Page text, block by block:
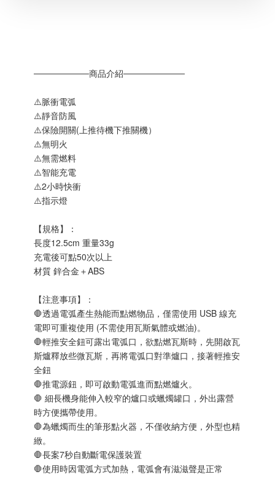
─────────商品介紹──────────
⚠️脈衝電弧
⚠️靜音防風
⚠️保險開關(上推待機下推關機）
⚠️無明火
⚠️無需燃料
⚠️智能充電
⚠️2小時快衝
⚠️指示燈
【規格】：
長度12.5cm 重量33g
充電後可點50次以上
材質 鋅合金＋ABS
【注意事項】：
🛑透過電弧產生熱能而點燃物品，僅需使用 USB 線充
電即可重複使用 (不需使用瓦斯氣體或燃油)。
🛑輕推安全鈕可露出電弧口，欲點燃瓦斯時，先開啟瓦
斯爐釋放些微瓦斯，再將電弧口對準爐口，接著輕推安
全鈕
🛑推電源鈕，即可啟動電弧進而點燃爐火。
🛑 細長機身能伸入較窄的爐口或蠟燭罐口，外出露營
時方便攜帶使用。
🛑為蠟燭而生的筆形點火器，不僅收納方便，外型也精
緻。
🛑長案7秒自動斷電保護裝置
🛑使用時因電弧方式加熱，電弧會有滋滋聲是正常